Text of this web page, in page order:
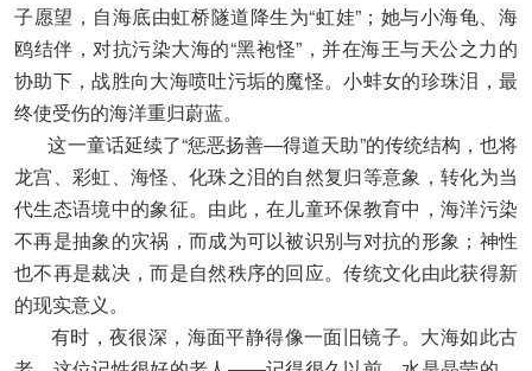
子愿望，自海底由虹桥隧道降生为“虹娃”；她与小海龟、海
鸥结伴，对抗污染大海的“黑袍怪”，并在海王与天公之力的
协助下，战胜向大海喷吐污垢的魔怪。小蚌女的珍珠泪，最
终使受伤的海洋重归蔚蓝。
这一童话延续了“惩恶扬善—得道天助”的传统结构，也将
龙宫、彩虹、海怪、化珠之泪的自然复归等意象，转化为当
代生态语境中的象征。由此，在儿童环保教育中，海洋污染
不再是抽象的灾祸，而成为可以被识别与对抗的形象；神性
也不再是裁决，而是自然秩序的回应。传统文化由此获得新
的现实意义。
有时，夜很深，海面平静得像一面旧镜子。大海如此古